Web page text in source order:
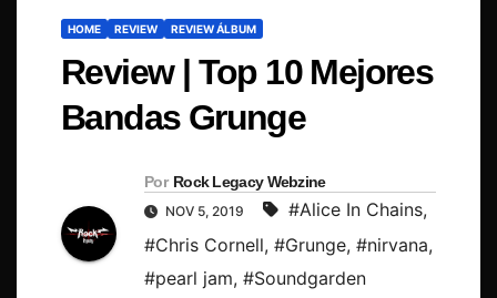
HOME REVIEW REVIEW ÁLBUM
Review | Top 10 Mejores
Bandas Grunge
Por Rock Legacy Webzine
NOV 5, 2019 #Alice In Chains,
#Chris Cornell, #Grunge, #nirvana,
#pearl jam, #Soundgarden